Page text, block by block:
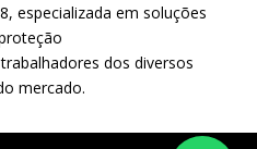
especializada em soluções
dos diversos
mercado.